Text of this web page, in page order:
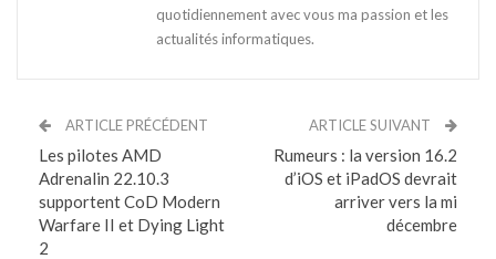
quotidiennement avec vous ma passion et les
actualités informatiques.
ARTICLE PRÉCÉDENT
Les pilotes AMD
Adrenalin 22.10.3
supportent CoD Modern
Warfare II et Dying Light
2
ARTICLE SUIVANT
Rumeurs : la version 16.2
d’iOS et iPadOS devrait
arriver vers la mi
décembre